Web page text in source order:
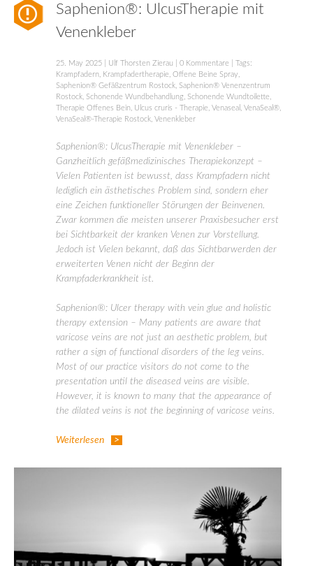
Saphenion®: UlcusTherapie mit
Venenkleber
25. May 2025 Ulf Thorsten Zierau 0 Kommentare | Tags:
Krampfadern, Krampfadertherapie, Offene Beine Spray,
Saphenion® Gefäßzentrum Rostock, Saphenion® Venenzentrum
Rostock, Schonende Wundbehandlung, Schonende Wundtoilette,
Therapie Offenes Bein, Ulcus cruris - Therapie, Venaseal , VenaSeal®,
VenaSeal®-Therapie Rostock, Venenkleber
Saphenion®: UlcusTherapie mit Venenkleber –
Ganzheitlich gefäßmedizinisches Therapiekonzept –
Vielen Patienten ist bewusst, dass Krampfadern nicht
lediglich ein ästhetisches Problem sind, sondern eher
eine Zeichen funktioneller Störungen der Beinvenen.
Zwar kommen die meisten unserer Praxisbesucher erst
bei Sichtbarkeit der kranken Venen zur Vorstellung.
Jedoch ist Vielen bekannt, daß das Sichtbarwerden der
erweiterten Venen nicht der Beginn der
Krampfaderkrankheit ist.
Saphenion®: Ulcer therapy with vein glue and holistic
therapy extension – Many patients are aware that
varicose veins are not just an aesthetic problem, but
rather a sign of functional disorders of the leg veins.
Most of our practice visitors do not come to the
presentation until the diseased veins are visible.
However, it is known to many that the appearance of
the dilated veins is not the beginning of varicose veins.
Weiterlesen